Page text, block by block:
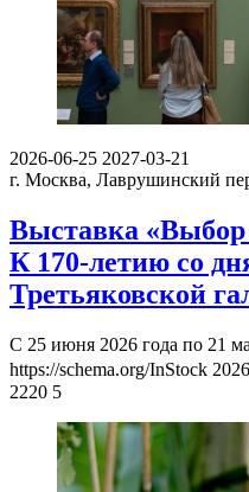
2026-06-25 2027-03-21
г. Москва, Лаврушинский
Выставка «Выбор
К 170-летию со
Третьяковской
С 25 июня 2026 года по 21
https://schema.org/InStock
2220 5